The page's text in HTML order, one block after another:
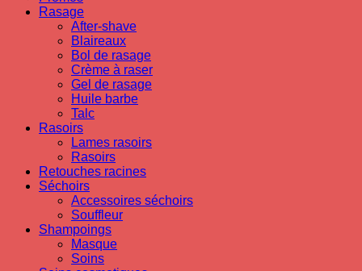
Rasage
After-shave
Blaireaux
Bol de rasage
Crème à raser
Gel de rasage
Huile barbe
Talc
Rasoirs
Lames rasoirs
Rasoirs
Retouches racines
Séchoirs
Accessoires séchoirs
Souffleur
Shampoings
Masque
Soins